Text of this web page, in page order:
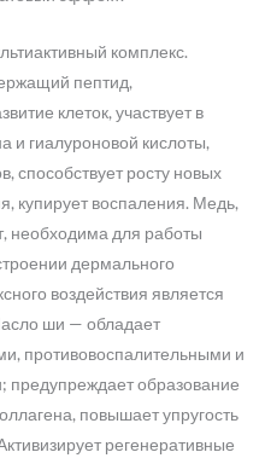
комплекс.
пептид,
клеток, участвует в
и гиалуроновой кислоты,
способствует росту новых
купирует воспаления. Медь,
необходима для работы
дермального
воздействия является
ши — обладает
противовоспалительными и
предупреждает образование
повышает упругость
регенеративные